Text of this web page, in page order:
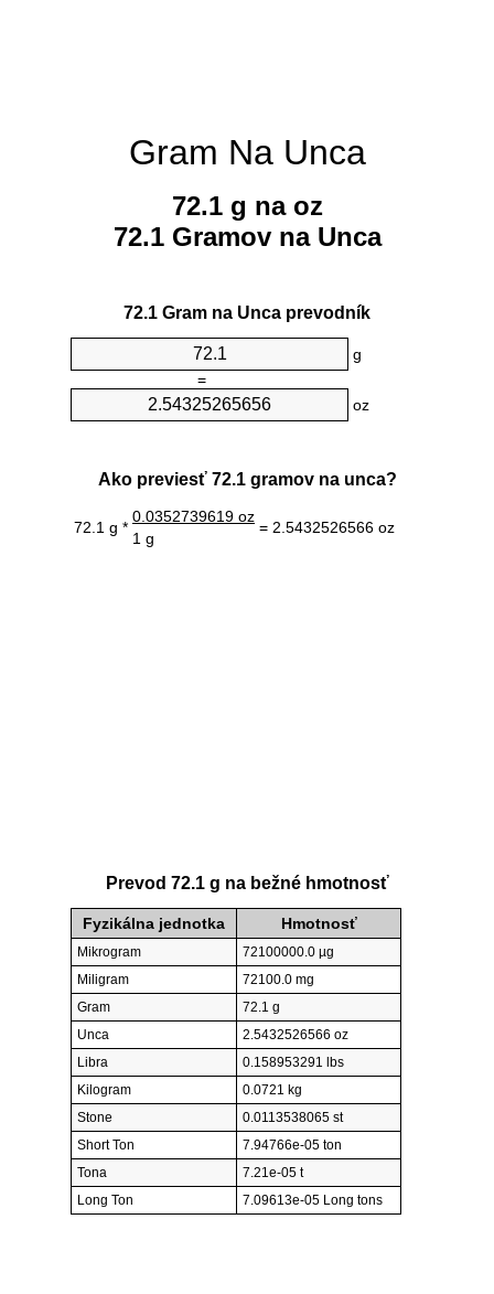
Gram Na Unca
72.1 g na oz
72.1 Gramov na Unca
72.1 Gram na Unca prevodník
g
=
oz
Ako previesť 72.1 gramov na unca?
72.1 g *
0.0352739619 oz
= 2.5432526566 oz
1 g
Prevod 72.1 g na bežné hmotnosť
Fyzikálna jednotka Hmotnosť
Mikrogram
72100000.0 µg
Miligram
72100.0 mg
Gram
72.1 g
Unca
2.5432526566 oz
Libra
0.158953291 lbs
Kilogram
0.0721 kg
Stone
0.0113538065 st
Short Ton
7.94766e-05 ton
Tona
7.21e-05 t
Long Ton
7.09613e-05 Long tons